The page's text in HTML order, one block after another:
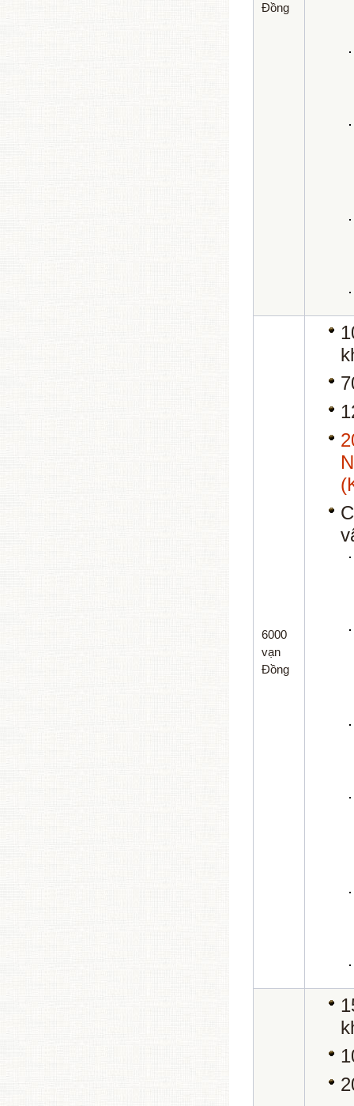
Đồng
6000
vạn
Đồng